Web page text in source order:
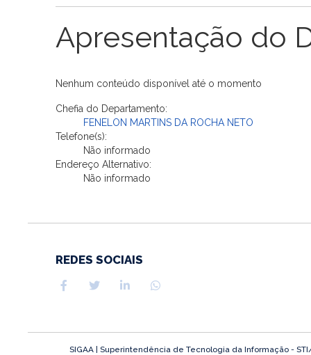
Apresentação do
Nenhum conteúdo disponível até o momento
Chefia do Departamento:
FENELON MARTINS DA ROCHA NETO
Telefone(s):
Não informado
Endereço Alternativo:
Não informado
REDES SOCIAIS
SIGAA | Superintendência de Tecnologia da Informação -